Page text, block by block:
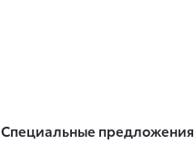
Специальные предложения